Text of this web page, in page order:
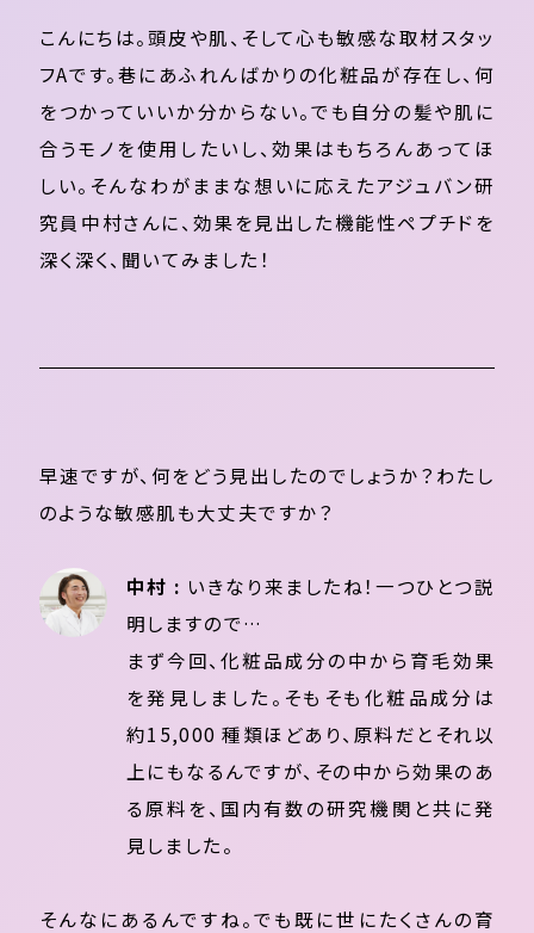
こんにちは。頭皮や肌、そして心も敏感な取材スタッ
フAです。巷にあふれんばかりの化粧品が存在し、何
をつかっていいか分からない。でも自分の髪や肌に
合うモノを使用したいし、効果はもちろんあってほ
しい。そんなわがままな想いに応えたアジュバン研
究員中村さんに、効果を見出した機能性ペプチドを
深く深く、聞いてみました！
早速ですが、何をどう見出したのでしょうか？わたし
のような敏感肌も大丈夫ですか？
中村 : いきなり来ましたね！一つひとつ説
明しますので…
まず今回、化粧品成分の中から育毛効果
を発見しました。そもそも化粧品成分は
約15,000 種類ほどあり、原料だとそれ以
上にもなるんですが、その中から効果のあ
る原料を、国内有数の研究機関と共に発
見しました。
そんなにあるんですね。でも既に世にたくさんの育